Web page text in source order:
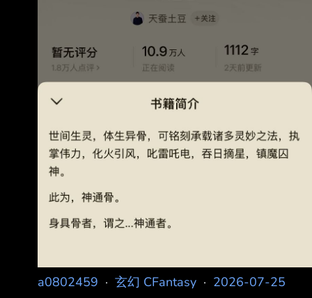
a0802459 · 玄幻 CFantasy · 2026-07-25